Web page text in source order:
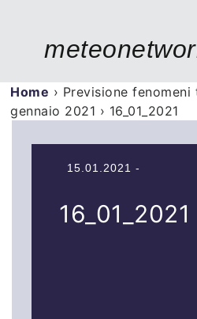
Home › Previsione fenomeni
gennaio 2021 › 16_01_2021
15.01.2021 -
16_01_2021